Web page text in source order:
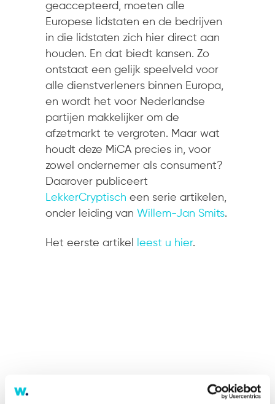
geaccepteerd, moeten alle
Europese lidstaten en de bedrijven
in die lidstaten zich hier direct aan
houden. En dat biedt kansen. Zo
ontstaat een gelijk speelveld voor
alle dienstverleners binnen Europa,
en wordt het voor Nederlandse
partijen makkelijker om de
afzetmarkt te vergroten. Maar wat
houdt deze MiCA precies in, voor
zowel ondernemer als consument?
Daarover publiceert
LekkerCryptisch een serie artikelen,
onder leiding van Willem-Jan Smits.
Het eerste artikel leest u hier.